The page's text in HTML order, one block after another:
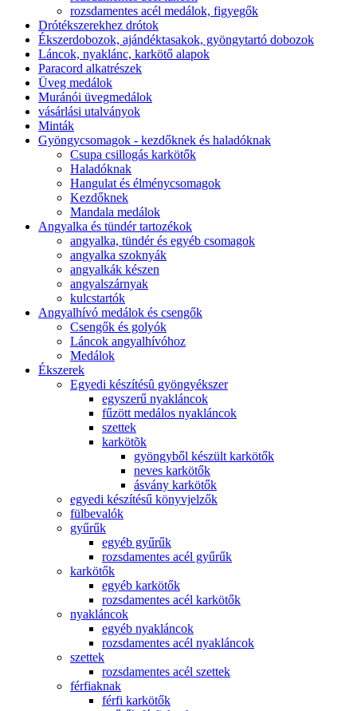
rozsdamentes acél medálok, figyegők
Drótékszerekhez drótok
Ékszerdobozok, ajándéktasakok, gyöngytartó dobozok
Láncok, nyaklánc, karkötő alapok
Paracord alkatrészek
Üveg medálok
Muránói üvegmedálok
vásárlási utalványok
Minták
Gyöngycsomagok - kezdőknek és haladóknak
Csupa csillogás karkötők
Haladóknak
Hangulat és élménycsomagok
Kezdőknek
Mandala medálok
Angyalka és tündér tartozékok
angyalka, tündér és egyéb csomagok
angyalka szoknyák
angyalkák készen
angyalszárnyak
kulcstartók
Angyalhívó medálok és csengők
Csengők és golyók
Láncok angyalhívóhoz
Medálok
Ékszerek
Egyedi készítésû gyöngyékszer
egyszerű nyakláncok
fűzött medálos nyakláncok
szettek
karkötõk
gyöngyből készült karkötők
neves karkötők
ásvány karkötők
egyedi készítésű könyvjelzők
fülbevalók
gyűrűk
egyéb gyűrűk
rozsdamentes acél gyűrűk
karkötők
egyéb karkötők
rozsdamentes acél karkötők
nyakláncok
egyéb nyakláncok
rozsdamentes acél nyakláncok
szettek
rozsdamentes acél szettek
férfiaknak
férfi karkötők